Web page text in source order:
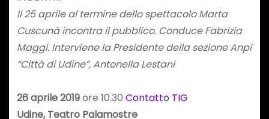
Il 25 aprile al termine dello spettacolo Marta
Cuscunà incontra il pubblico. Conduce Fabrizia
Maggi. Interviene la Presidente della sezione Anpi
“Città di Udine”, Antonella Lestani
26 aprile 2019ore 10.30 Contatto TIG
Udine, Teatro Palamostre